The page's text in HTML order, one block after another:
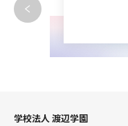
学校法人 渡辺学園